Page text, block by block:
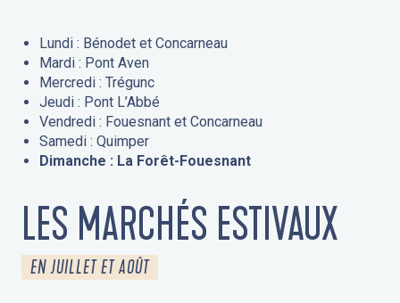
Lundi : Bénodet et Concarneau
Mardi : Pont Aven
Mercredi : Trégunc
Jeudi : Pont L’Abbé
Vendredi : Fouesnant et Concarneau
Samedi : Quimper
Dimanche : La Forêt-Fouesnant
LES MARCHÉS ESTIVAUX
EN JUILLET ET AOÛT